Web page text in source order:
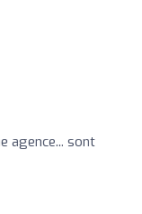
agence... sont